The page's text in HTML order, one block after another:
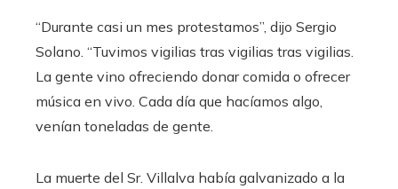
“Durante casi un mes protestamos”, dijo Sergio
Solano. “Tuvimos vigilias tras vigilias tras vigilias.
La gente vino ofreciendo donar comida o ofrecer
música en vivo. Cada día que hacíamos algo,
venían toneladas de gente.
La muerte del Sr. Villalva había galvanizado a la